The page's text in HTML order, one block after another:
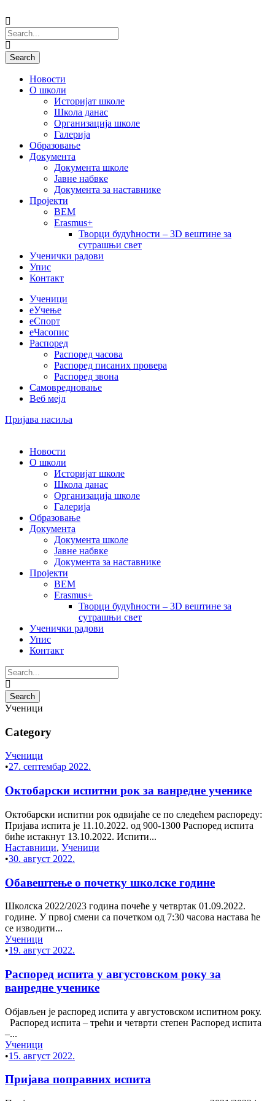
Новости
О школи
Историјат школе
Школа данас
Организација школе
Галерија
Образовање
Документа
Документа школе
Јавне набвке
Документа за наставнике
Пројекти
BEM
Erasmus+
Творци будућности – 3D вештине за
сутрашњи свет
Ученички радови
Упис
Контакт
Ученици
еУчење
еСпорт
еЧасопис
Распоред
Распоред часова
Распоред писаних провера
Распоред звона
Самовредновање
Веб мејл
Пријава насиља
Новости
О школи
Историјат школе
Школа данас
Организација школе
Галерија
Образовање
Документа
Документа школе
Јавне набвке
Документа за наставнике
Пројекти
BEM
Erasmus+
Творци будућности – 3D вештине за
сутрашњи свет
Ученички радови
Упис
Контакт
Ученици
Category
Ученици
•27. септембар 2022.
Октобарски испитни рок за ванредне ученике
Октобарски испитни рок одвијаће се по следећем распореду:
Пријава испита је 11.10.2022. од 900-1300 Распоред испита
биће истакнут 13.10.2022. Испити...
Наставници, Ученици
•30. август 2022.
Обавештење о почетку школске године
Школска 2022/2023 година почеће у четвртак 01.09.2022.
године. У првој смени са почетком од 7:30 часова настава ће
се изводити...
Ученици
•19. август 2022.
Распоред испита у августовском року за
ванредне ученике
Објављен је распоред испита у августовском испитном року.
Распоред испита – трећи и четврти степен Распоред испита
–...
Ученици
•15. август 2022.
Пријава поправних испита